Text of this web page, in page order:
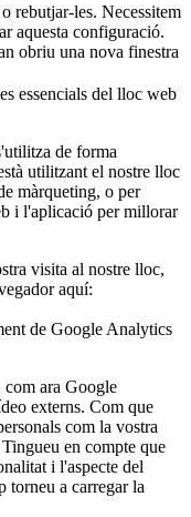
rebutjar-les. Necessitem
aquesta configuració.
obriu una nova finestra
essencials del lloc web
de forma
utilitzant el nostre lloc
màrqueting, o per
i l'aplicació per millorar
visita al nostre lloc,
aquí:
de Google Analytics
com ara Google
externs. Com que
com la vostra
en compte que
i l'aspecte del
torneu a carregar la